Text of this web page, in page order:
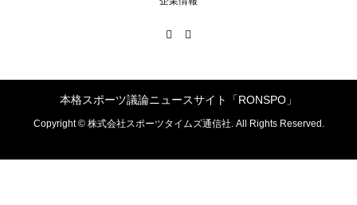
本格スポーツ議論ニュースサイト「RONSPO」
Copyright ©株式会社スポーツタイムズ通信社. All Rights Reserved.